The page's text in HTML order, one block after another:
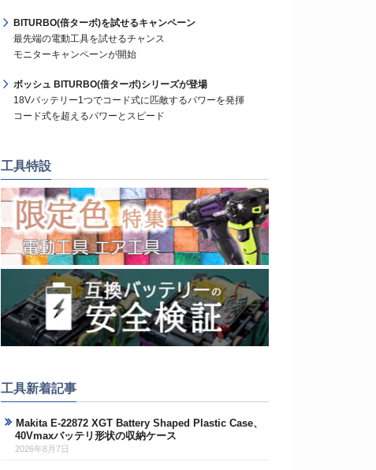
BITURBO(倍ターボ)を試せるキャンペーン
最先端の電動工具を試せるチャンス
モニターキャンペーンが開始
ボッシュ BITURBO(倍ターボ)シリーズが登場
18Vバッテリー1つでコード式に匹敵するパワーを発揮
コード式を超えるパワーとスピード
工具特設
工具新着記事
Makita E-22872 XGT Battery Shaped Plastic Case、
40Vmaxバッテリ形状の収納ケース
2026年8月7日